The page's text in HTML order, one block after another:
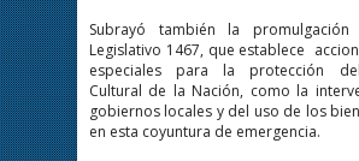
Subrayó también la
Legislativo 1467, que establece
especiales para la protección
Cultural de la Nación, como la
gobiernos locales y del uso de los
en esta coyuntura de emergencia.